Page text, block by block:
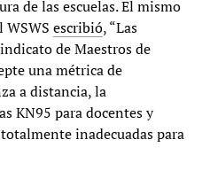
de las escuelas. El mismo
WSWS escribió, “Las
de Maestros de
una métrica de
a distancia, la
KN95 para docentes y
inadecuadas para